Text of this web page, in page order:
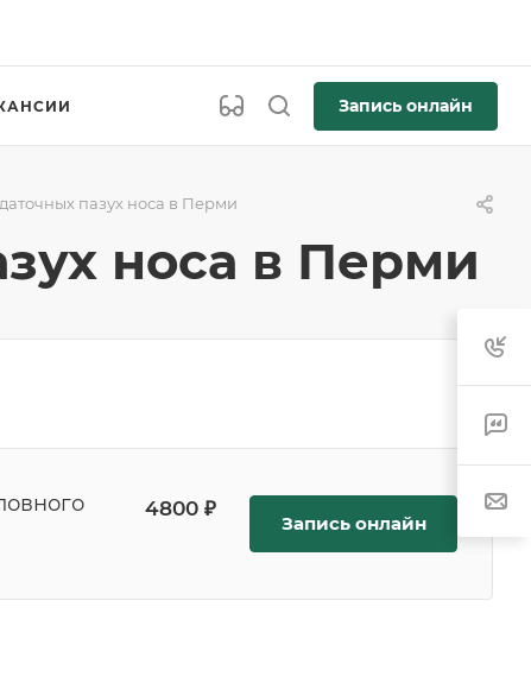
Запись онлайн
пазух носа в Перми
носа в Перми
4800 ₽
Запись онлайн